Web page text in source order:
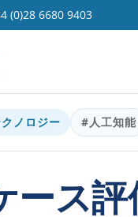
(0)28 6680 9403
ノロジー #人工知能
ース評